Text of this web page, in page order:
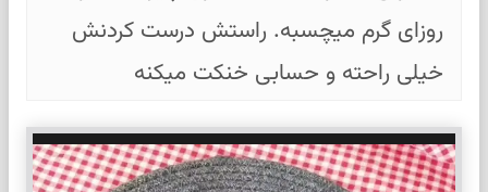
روزای گرم میچسبه. راستش درست کردنش
خیلی راحته و حسابی خنکت میکنه